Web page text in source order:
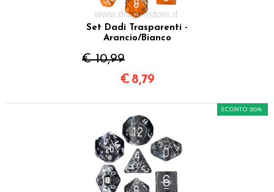
Set Dadi Trasparenti -
Arancio/Bianco
€ 10,99
€ 8,79
SCONTO 20%